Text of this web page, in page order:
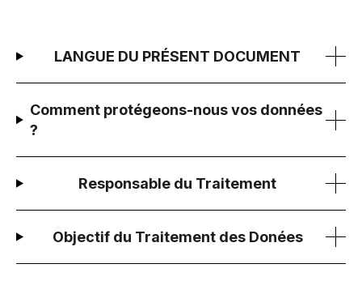
LANGUE DU PRÉSENT DOCUMENT
Comment protégeons-nous vos données
?
Responsable du Traitement
Objectif du Traitement des Donées